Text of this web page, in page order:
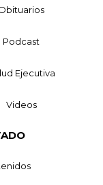
Podcast
Ejecutiva
Videos